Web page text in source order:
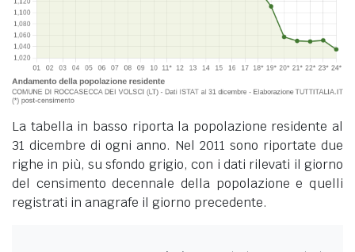
La tabella in basso riporta la popolazione residente al
31 dicembre di ogni anno. Nel 2011 sono riportate due
righe in più, su sfondo grigio, con i dati rilevati il giorno
del censimento decennale della popolazione e quelli
registrati in anagrafe il giorno precedente.